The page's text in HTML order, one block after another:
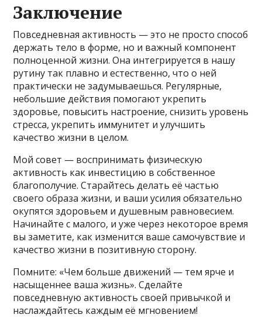
Заключение
Повседневная активность — это не просто способ
держать тело в форме, но и важный компонент
полноценной жизни. Она интегрируется в нашу
рутину так плавно и естественно, что о ней
практически не задумываешься. Регулярные,
небольшие действия помогают укрепить
здоровье, повысить настроение, снизить уровень
стресса, укрепить иммунитет и улучшить
качество жизни в целом.
Мой совет — воспринимать физическую
активность как инвестицию в собственное
благополучие. Старайтесь делать её частью
своего образа жизни, и ваши усилия обязательно
окупятся здоровьем и душевным равновесием.
Начинайте с малого, и уже через некоторое время
вы заметите, как изменится ваше самочувствие и
качество жизни в позитивную сторону.
Помните: «Чем больше движений — тем ярче и
насыщеннее ваша жизнь». Сделайте
повседневную активность своей привычкой и
наслаждайтесь каждым её мгновением!